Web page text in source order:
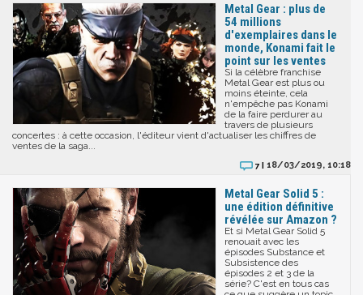
Metal Gear : plus de
54 millions
d'exemplaires dans le
monde, Konami fait le
point sur les ventes
Si la célèbre franchise
Metal Gear est plus ou
moins éteinte, cela
n'empêche pas Konami
de la faire perdurer au
travers de plusieurs
concertes : à cette occasion, l'éditeur vient d'actualiser les chiffres de
ventes de la saga...
7 | 18/03/2019, 10:18
Metal Gear Solid 5 :
une édition définitive
révélée sur Amazon ?
Et si Metal Gear Solid 5
renouait avec les
épisodes Substance et
Subsistence des
épisodes 2 et 3 de la
série? C'est en tous cas